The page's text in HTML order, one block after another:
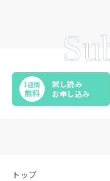
1週間
無料
試し読み
お申し込み
トップ